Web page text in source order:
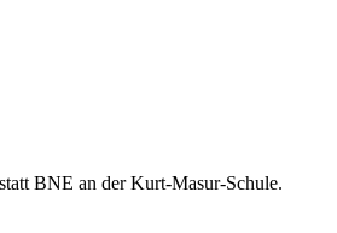
BNE an der Kurt-Masur-Schule.